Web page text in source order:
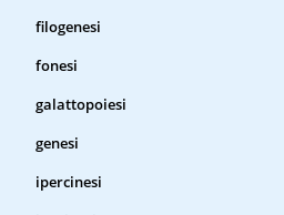
filogenesi
fonesi
galattopoiesi
genesi
ipercinesi